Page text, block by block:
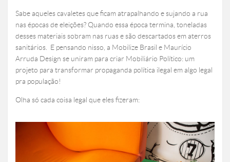
Na Cozinha
Contato
Sabe aqueles cavaletes que ficam atrapalhando e sujando a rua
nas épocas de eleições? Quando essa época termina, toneladas
desses materiais sobram nas ruas e são descartados em aterros
sanitários. E pensando nisso, a Mobilize Brasil e Maurício
Arruda Design se uniram para criar Mobiliário Político: um
projeto para transformar propaganda política ilegal em algo legal
pra população!
Olha só cada coisa legal que eles fizeram: